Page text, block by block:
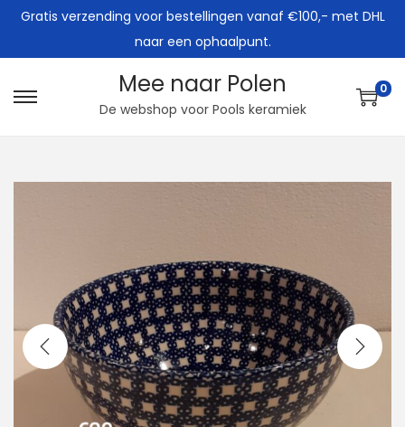
Gratis verzending voor bestellingen vanaf €100,- met DHL
naar een ophaalpunt.
G
a
n
a
v
i
g
a
t
G
a
d
e
i
n
h
o
u
Mee naar Polen
De webshop voor Pools keramiek
0